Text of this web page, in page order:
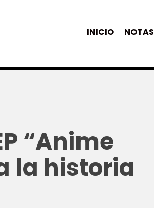
INICIO NOTAS
“Anime
la historia